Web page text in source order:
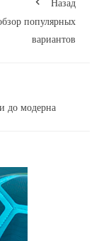
Назад
популярных
вариантов
до модерна